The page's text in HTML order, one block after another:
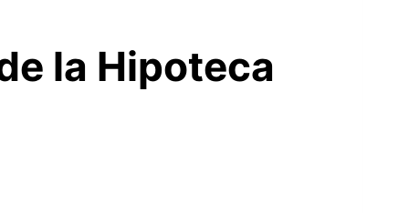
la Hipoteca